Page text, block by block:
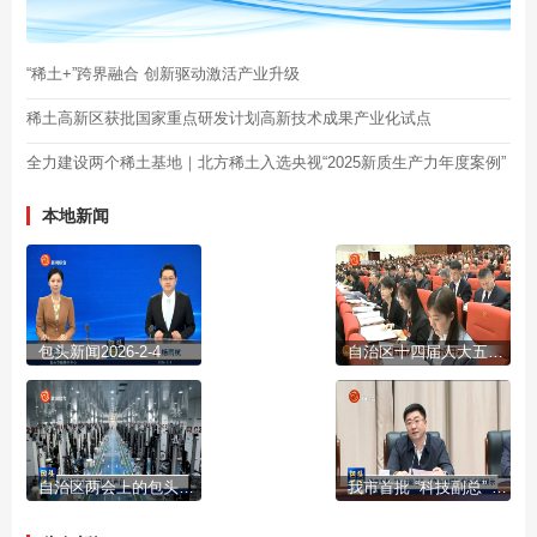
“稀土+”跨界融合 创新驱动激活产业升级
稀土高新区获批国家重点研发计划高新技术成果产业化试点
全力建设两个稀土基地｜北方稀土入选央视“2025新质生产力年度案例”
本地新闻
包头新闻2026-2-4 自治区十四届人大五次会议开幕
自治区两会上的包头声音 我市首批 “科技副总” “产业教授”进行成果展示